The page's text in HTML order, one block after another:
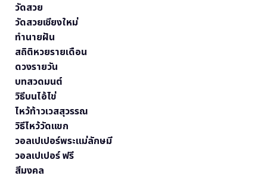
วัดสวย
วัดสวยเชียงใหม่
ทำนายฝัน
สถิติหวยรายเดือน
ดวงรายวัน
บทสวดมนต์
วิธีบนไอ้ไข่
ไหว้ท้าวเวสสุวรรณ
วิธีไหว้วัดแขก
วอลเปเปอร์พระแม่ลักษมี
วอลเปเปอร์ ฟรี
สีมงคล